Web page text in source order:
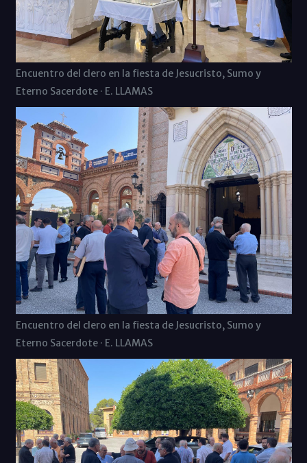
Encuentro del clero en la fiesta de Jesucristo, Sumo y
Eterno Sacerdote · E. LLAMAS
Encuentro del clero en la fiesta de Jesucristo, Sumo y
Eterno Sacerdote · E. LLAMAS